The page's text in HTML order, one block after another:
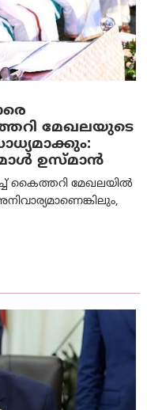
മേഖലയുടെ
ഉസ്മാൻ
കൈത്തറി മേഖലയിൽ